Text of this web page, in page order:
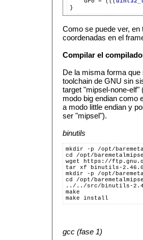
Como se puede ver,
coordenadas en el
Compilar el
De la misma forma
toolchain de GNU sin
target "mipsel-none-elf"
modo big endian como
a modo little endian y
ser "mipsel").
binutils
mkdir -p /opt/
cd /opt/
wget https://
tar xf binutils-
mkdir -p /opt/
cd /opt/
../../src/binutils-
make
make install
gcc (fase 1)